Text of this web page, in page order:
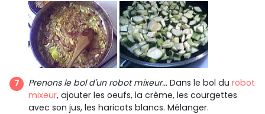
Prenons le bol d'un robot mixeur... Dans le bol du robot
mixeur, ajouter les oeufs, la crème, les courgettes
avec son jus, les haricots blancs. Mélanger.